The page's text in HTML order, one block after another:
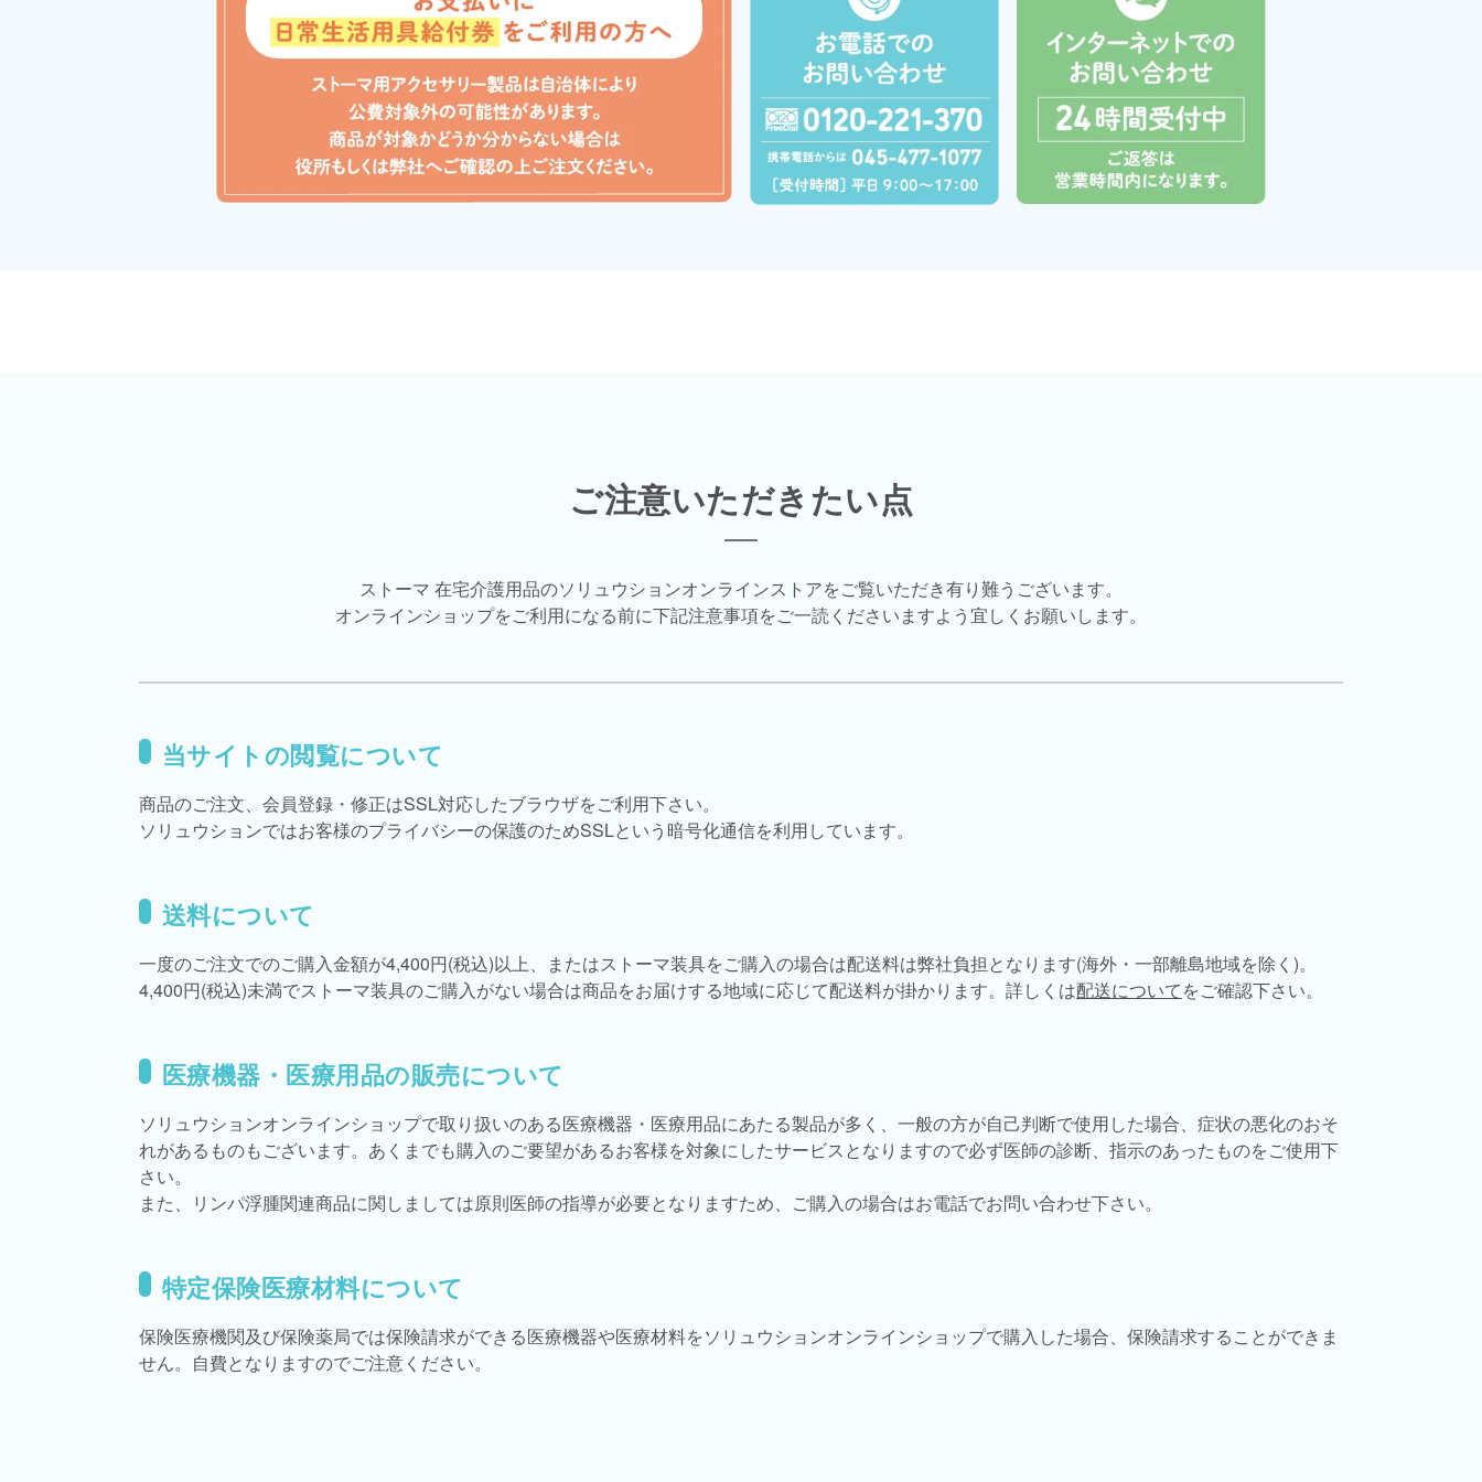
ご注意いただきたい点
ストーマ 在宅介護用品のソリュウションオンラインストアをご覧いただき有り難うございます。
オンラインショップをご利用になる前に下記注意事項をご一読くださいますよう宜しくお願いします。
当サイトの閲覧について
商品のご注文、会員登録・修正はSSL対応したブラウザをご利用下さい。
ソリュウションではお客様のプライバシーの保護のためSSLという暗号化通信を利用しています。
送料について
一度のご注文でのご購入金額が4,400円(税込)以上、またはストーマ装具をご購入の場合は配送料は弊社負担となります(海外・一部離島地域を除く)。
4,400円(税込)未満でストーマ装具のご購入がない場合は商品をお届けする地域に応じて配送料が掛かります。詳しくは配送についてをご確認下さい。
医療機器・医療用品の販売について
ソリュウションオンラインショップで取り扱いのある医療機器・医療用品にあたる製品が多く、一般の方が自己判断で使用した場合、症状の悪化のおそ
れがあるものもございます。あくまでも購入のご要望があるお客様を対象にしたサービスとなりますので必ず医師の診断、指示のあったものをご使用下
さい。
また、リンパ浮腫関連商品に関しましては原則医師の指導が必要となりますため、ご購入の場合はお電話でお問い合わせ下さい。
特定保険医療材料について
保険医療機関及び保険薬局では保険請求ができる医療機器や医療材料をソリュウションオンラインショップで購入した場合、保険請求することができま
せん。自費となりますのでご注意ください。